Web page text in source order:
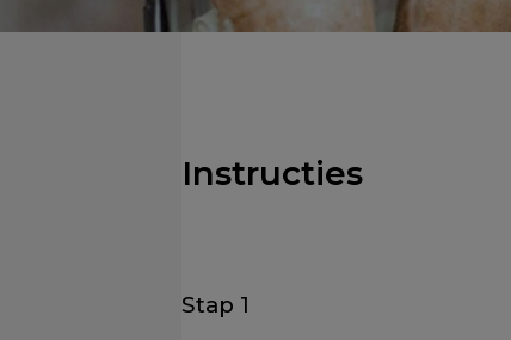
Instructies
Stap 1